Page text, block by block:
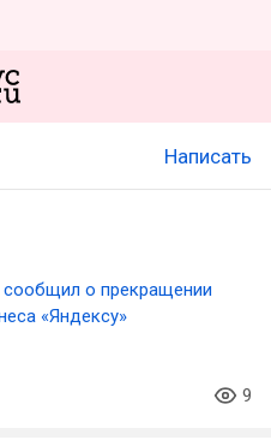
Написать
сообщил о прекращении
«Яндексу»
9